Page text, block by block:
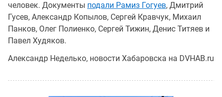
человек. Документы подали Рамиз Гогуев, Дмитрий
Гусев, Александр Копылов, Сергей Кравчук, Михаил
Панков, Олег Полиенко, Сергей Тижин, Денис Титяев и
Павел Худяков.
Александр Неделько, новости Хабаровска на DVHAB.ru